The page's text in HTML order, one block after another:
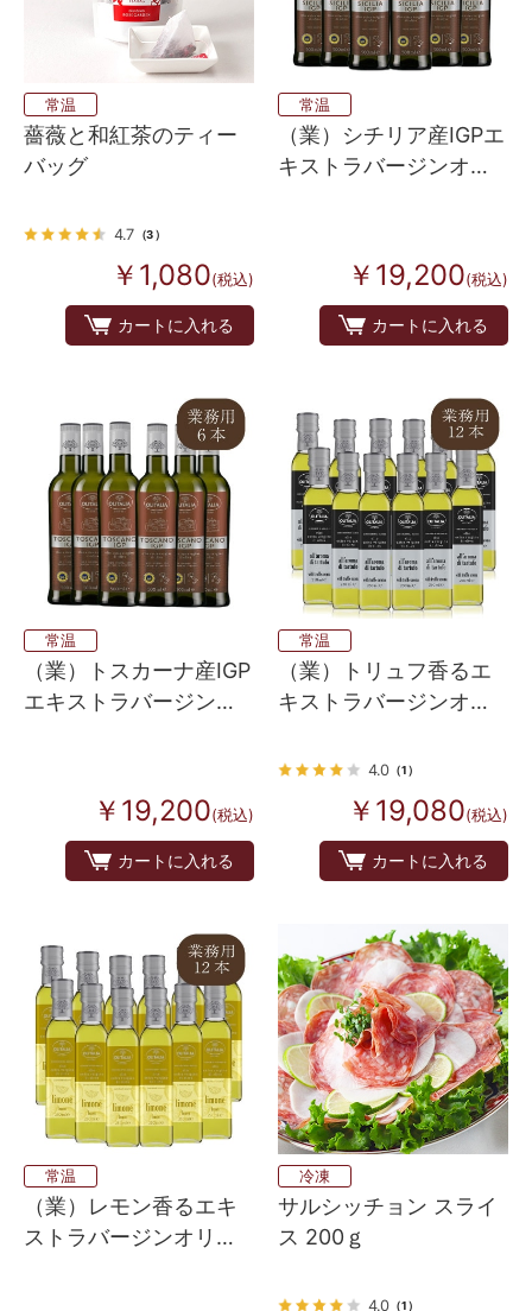
常温
薔薇と和紅茶のティー
バッグ
4.7 （3）
￥1,080(税込)
カートに入れる
常温
（業）シチリア産IGPエ
キストラバージンオリ
￥19,200(税込)
カートに入れる
常温
（業）トスカーナ産IGP
エキストラバージンオ
￥19,200(税込)
カートに入れる
常温
（業）トリュフ香るエ
キストラバージンオリ
4.0（1）
￥19,080(税込)
カートに入れる
常温
（業）レモン香るエキ
ストラバージンオリー
冷凍
サルシッチョン スライ
ス 200ｇ
4.0（1）